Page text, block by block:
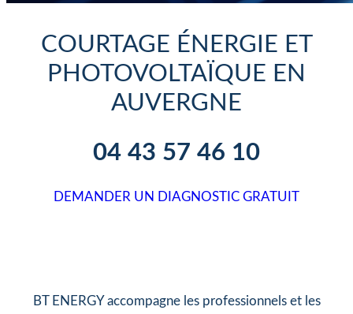
COURTAGE ÉNERGIE ET
PHOTOVOLTAÏQUE EN
AUVERGNE
04 43 57 46 10
DEMANDER UN DIAGNOSTIC GRATUIT
BT ENERGY accompagne les professionnels et les